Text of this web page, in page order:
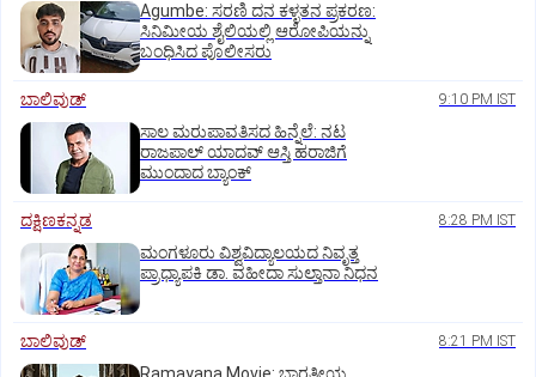
Agumbe: ಸರಣಿ ದನ ಕಳ್ಳತನ ಪ್ರಕರಣ:
ಸಿನಿಮೀಯ ಶೈಲಿಯಲ್ಲಿ ಆರೋಪಿಯನ್ನು
ಬಂಧಿಸಿದ ಪೊಲೀಸರು
ಬಾಲಿವುಡ್‌ 9:10 PM IST
ಸಾಲ ಮರುಪಾವತಿಸದ ಹಿನ್ನೆಲೆ: ನಟ
ರಾಜಪಾಲ್ ಯಾದವ್‌ ಆಸ್ತಿ ಹರಾಜಿಗೆ
ಮುಂದಾದ ಬ್ಯಾಂಕ್
ದಕ್ಷಿಣಕನ್ನಡ 8:28 PM IST
ಮಂಗಳೂರು ವಿಶ್ವವಿದ್ಯಾಲಯದ ನಿವೃತ್ತ
ಪ್ರಾಧ್ಯಾಪಕಿ ಡಾ. ವಹೀದಾ ಸುಲ್ತಾನಾ ನಿಧನ
ಬಾಲಿವುಡ್‌ 8:21 PM IST